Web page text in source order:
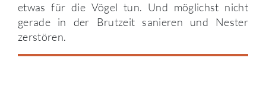
etwas für die Vögel tun. Und möglichst nicht
gerade in der Brutzeit sanieren und Nester
zerstören.